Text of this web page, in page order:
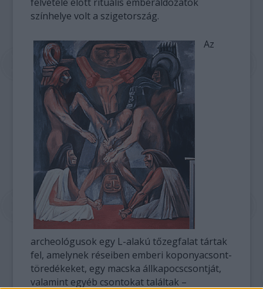
színhelye volt a szigetország.
Az
archeológusok egy L-alakú tőzegfalat tártak
fel, amelynek réseiben emberi koponyacsont-
töredékeket, egy macska állkapocscsontját,
valamint egyéb csontokat találtak –